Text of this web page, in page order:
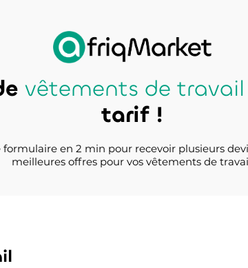
vêtements de travail
tarif !
formulaire en 2 min pour recevoir plusieurs
meilleures offres pour vos vêtements de